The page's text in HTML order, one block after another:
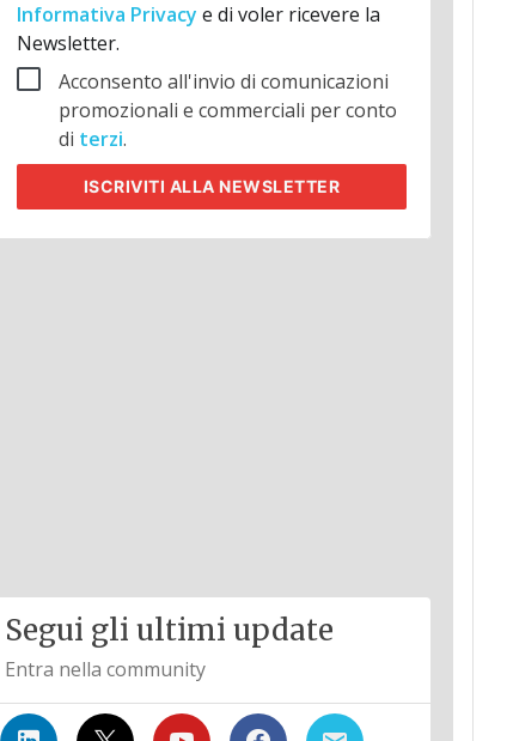
Informativa Privacy e di voler ricevere la
Newsletter.
Acconsento all'invio di comunicazioni
promozionali e commerciali per conto
di terzi.
ISCRIVITI ALLA NEWSLETTER
Segui gli ultimi update
Entra nella community